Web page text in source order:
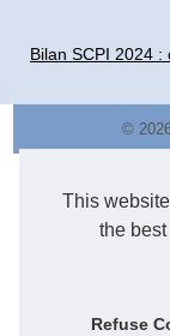
This
the
Refuse
Bilan SCPI 2024 :
©